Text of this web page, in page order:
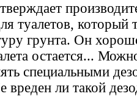
туалетов, который
грунта. Он
остается...
специальными
вреден ли такой